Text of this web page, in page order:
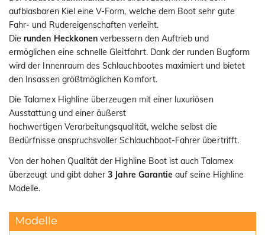
aufblasbaren Kiel eine V-Form, welche dem Boot sehr gute
Fahr- und Rudereigenschaften verleiht.
Dierunden Heckkonen verbessern den Auftrieb und
ermöglichen eine schnelle Gleitfahrt. Dank der runden Bugform
wird der Innenraum des Schlauchbootes maximiert und bietet
den Insassen größtmöglichen Komfort.
Die Talamex Highline überzeugen mit einer luxuriösen
Ausstattung und einer äußerst
hochwertigen Verarbeitungsqualität, welche selbst die
Bedürfnisse anspruchsvoller Schlauchboot-Fahrer übertrifft.
Von der hohen Qualität der Highline Boot ist auch Talamex
überzeugt und gibt daher3 Jahre Garantie auf seine Highline
Modelle.
Modelle